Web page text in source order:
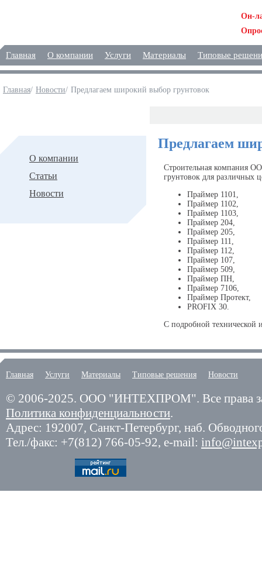
Он-
Главная О компании Услуги Материалы Типовые
Главная/ Новости/ Предлагаем широкий выбор грунтовок
О компании
Статьи
Новости
Предлагаем
Строительная компания
грунтовок для различных
Праймер 1101,
Праймер 1102,
Праймер 1103,
Праймер 204,
Праймер 205,
Праймер 111,
Праймер 112,
Праймер 107,
Праймер 509,
Праймер ПН,
Праймер 7106,
Праймер Протект,
PROFIX 30.
С подробной технической
Главная Услуги Материалы Типовые решения Новости
© 2006-2025. ООО "ИНТЕХПРОМ". Все права
Политика конфиденциальности.
Адрес: 192007, Санкт-Петербург, наб.
Тел./факс: +7(812) 766-05-92, e-mail: